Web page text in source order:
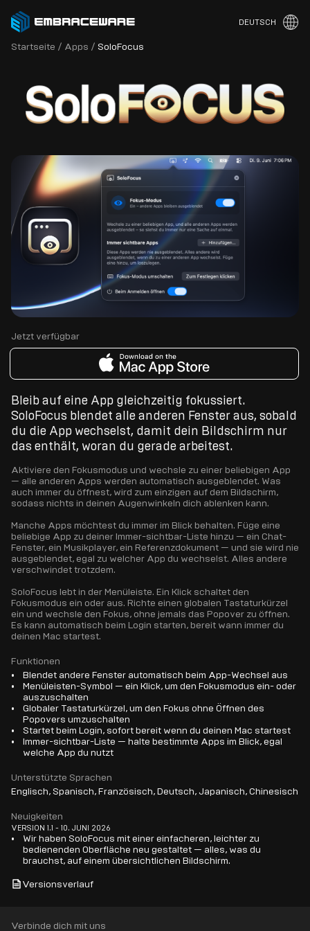
DEUTSCH
Startseite / Apps / SoloFocus
Jetzt verfügbar
Bleib auf eine App gleichzeitig fokussiert.
SoloFocus blendet alle anderen Fenster aus, sobald
du die App wechselst, damit dein Bildschirm nur
das enthält, woran du gerade arbeitest.
Aktiviere den Fokusmodus und wechsle zu einer beliebigen App
— alle anderen Apps werden automatisch ausgeblendet. Was
auch immer du öffnest, wird zum einzigen auf dem Bildschirm,
sodass nichts in deinen Augenwinkeln dich ablenken kann.
Manche Apps möchtest du immer im Blick behalten. Füge eine
beliebige App zu deiner Immer-sichtbar-Liste hinzu — ein Chat-
Fenster, ein Musikplayer, ein Referenzdokument — und sie wird nie
ausgeblendet, egal zu welcher App du wechselst. Alles andere
verschwindet trotzdem.
SoloFocus lebt in der Menüleiste. Ein Klick schaltet den
Fokusmodus ein oder aus. Richte einen globalen Tastaturkürzel
ein und wechsle den Fokus, ohne jemals das Popover zu öffnen.
Es kann automatisch beim Login starten, bereit wann immer du
deinen Mac startest.
Funktionen
Blendet andere Fenster automatisch beim App-Wechsel aus
Menüleisten-Symbol — ein Klick, um den Fokusmodus ein- oder
auszuschalten
Globaler Tastaturkürzel, um den Fokus ohne Öffnen des
Popovers umzuschalten
Startet beim Login, sofort bereit wenn du deinen Mac startest
Immer-sichtbar-Liste — halte bestimmte Apps im Blick, egal
welche App du nutzt
Unterstützte Sprachen
Englisch, Spanisch, Französisch, Deutsch, Japanisch, Chinesisch
Neuigkeiten
VERSION 1.1 - 10. JUNI 2026
Wir haben SoloFocus mit einer einfacheren, leichter zu
bedienenden Oberfläche neu gestaltet — alles, was du
brauchst, auf einem übersichtlichen Bildschirm.
Versionsverlauf
Verbinde dich mit uns